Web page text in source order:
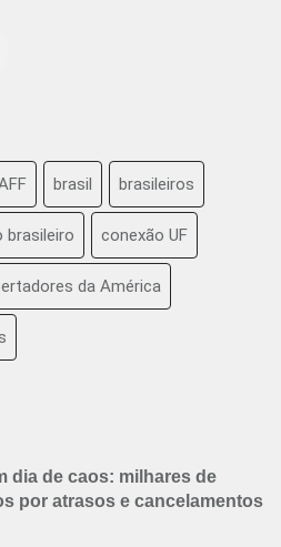
brasil brasileiros
brasileiro conexão UF
da América
dia de caos: milhares de
por atrasos e cancelamentos